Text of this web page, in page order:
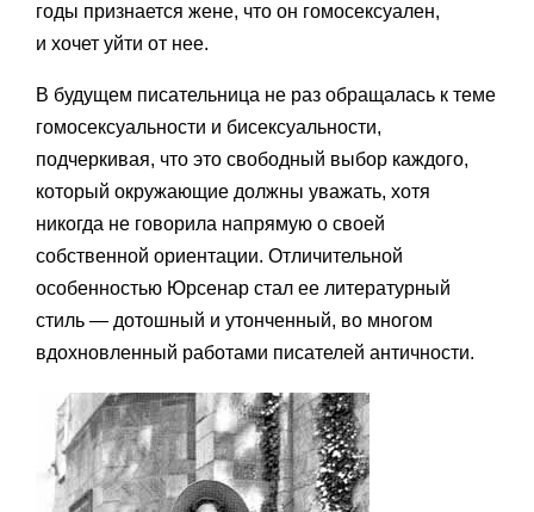
годы признается жене, что он гомосексуален,
и хочет уйти от нее.
В будущем писательница не раз обращалась к теме
гомосексуальности и бисексуальности,
подчеркивая, что это свободный выбор каждого,
который окружающие должны уважать, хотя
никогда не говорила напрямую о своей
собственной ориентации. Отличительной
особенностью Юрсенар стал ее литературный
стиль — дотошный и утонченный, во многом
вдохновленный работами писателей античности.